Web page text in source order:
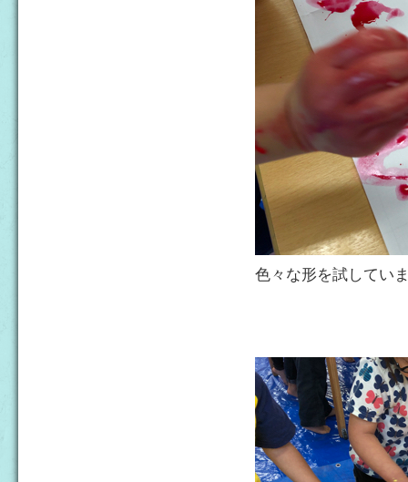
色々な形を試してい